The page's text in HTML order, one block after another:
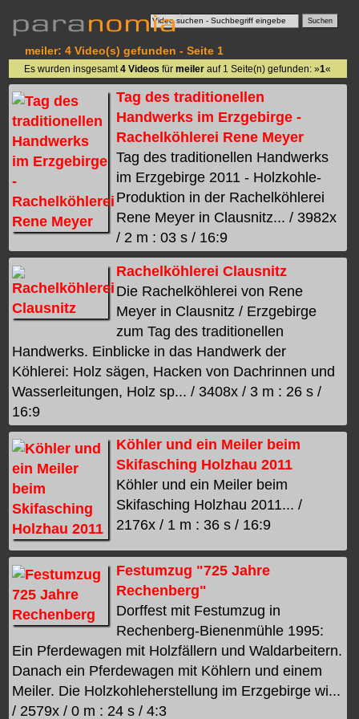
meiler: 4 Video(s) gefunden - Seite 1
Es wurden insgesamt4 Videos fürmeiler auf 1 Seite(n) gefunden: »1«
Tag des traditionellen
Handwerks im Erzgebirge -
Rachelköhlerei Rene Meyer
Tag des traditionellen Handwerks
im Erzgebirge 2011 - Holzkohle-
Produktion in der Rachelköhlerei
Rene Meyer in Clausnitz... / 3982x
/ 2 m : 03 s / 16:9
Rachelköhlerei Clausnitz
Die Rachelköhlerei von Rene
Meyer in Clausnitz / Erzgebirge
zum Tag des traditionellen
Handwerks. Einblicke in das Handwerk der
Köhlerei: Holz sägen, Hacken von Dachrinnen und
Wasserleitungen, Holz sp... / 3408x / 3 m : 26 s /
16:9
Köhler und ein Meiler beim
Skifasching Holzhau 2011
Köhler und ein Meiler beim
Skifasching Holzhau 2011... /
2176x / 1 m : 36 s / 16:9
Festumzug "725 Jahre
Rechenberg"
Dorffest mit Festumzug in
Rechenberg-Bienenmühle 1995:
Ein Pferdewagen mit Holzfällern und Waldarbeitern.
Danach ein Pferdewagen mit Köhlern und einem
Meiler. Die Holzkohleherstellung im Erzgebirge wi...
/ 2579x / 0 m : 24 s / 4:3